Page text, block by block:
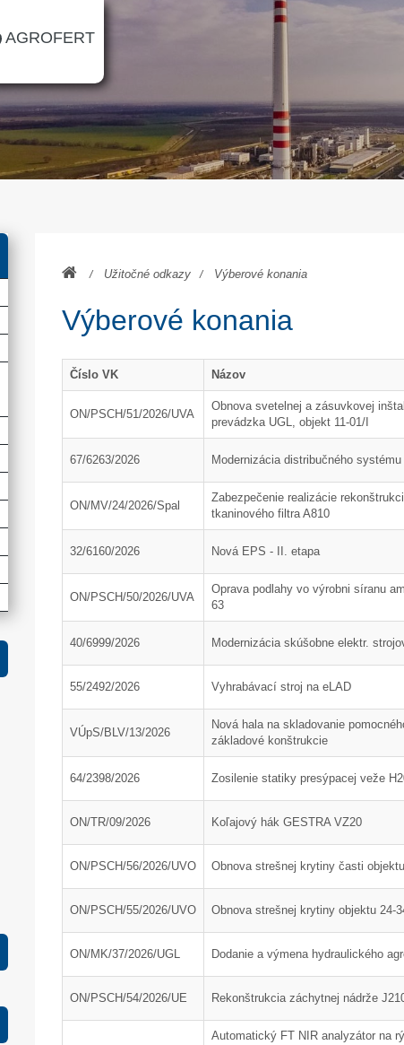
AGROFERT
13. Mar. 01. Jan.
Užitočné odkazy Výberové konania
Výberové konania
Číslo VK Názov
ON/PSCH/51/2026/UVA
Obnova svetelnej a zásuvkovej
prevádzka UGL, objekt 11-01/I
67/6263/2026 Modernizácia distribučného
ON/MV/24/2026/Spal
Zabezpečenie realizácie
tkaninového filtra A810
32/6160/2026 Nová EPS - II. etapa
ON/PSCH/50/2026/UVA
Oprava podlahy vo výrobni síranu
63
40/6999/2026 Modernizácia skúšobne elektr.
55/2492/2026 Vyhrabávací stroj na eLAD
VÚpS/BLV/13/2026
Nová hala na skladovanie
základové konštrukcie
64/2398/2026 Zosilenie statiky presýpacej veže
ON/TR/09/2026 Koľajový hák GESTRA VZ20
ON/PSCH/56/2026/UVO Obnova strešnej krytiny časti
ON/PSCH/55/2026/UVO Obnova strešnej krytiny objektu 24-
ON/MK/37/2026/UGL Dodanie a výmena hydraulického
ON/PSCH/54/2026/UE Rekonštrukcia záchytnej nádrže
Automatický FT NIR analyzátor na